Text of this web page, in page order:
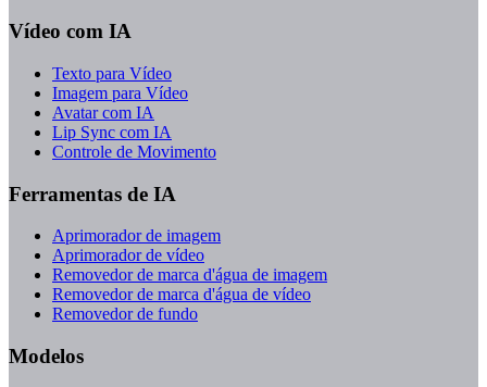
Vídeo com IA
Texto para Vídeo
Imagem para Vídeo
Avatar com IA
Lip Sync com IA
Controle de Movimento
Ferramentas de IA
Aprimorador de imagem
Aprimorador de vídeo
Removedor de marca d'água de imagem
Removedor de marca d'água de vídeo
Removedor de fundo
Modelos